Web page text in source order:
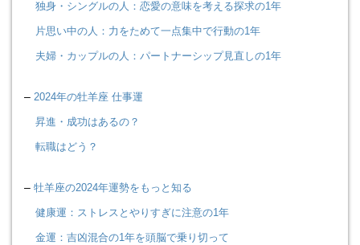
独身・シングルの人：恋愛の意味を考える探求の1年
片思い中の人：力をためて一点集中で行動の1年
夫婦・カップルの人：パートナーシップ見直しの1年
– 2024年の牡羊座 仕事運
昇進・成功はあるの？
転職はどう？
– 牡羊座の2024年運勢をもっと知る
健康運：ストレスとやりすぎに注意の1年
金運：吉凶混合の1年を頭脳で乗り切って